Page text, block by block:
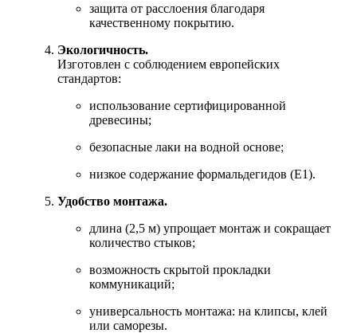
защита от расслоения благодаря
качественному покрытию.
Экологичность.
Изготовлен с соблюдением европейских
стандартов:
использование сертифицированной
древесины;
безопасные лаки на водной основе;
низкое содержание формальдегидов (E1).
Удобство монтажа.
длина (2,5 м) упрощает монтаж и сокращает
количество стыков;
возможность скрытой прокладки
коммуникаций;
универсальность монтажа: на клипсы, клей
или саморезы.